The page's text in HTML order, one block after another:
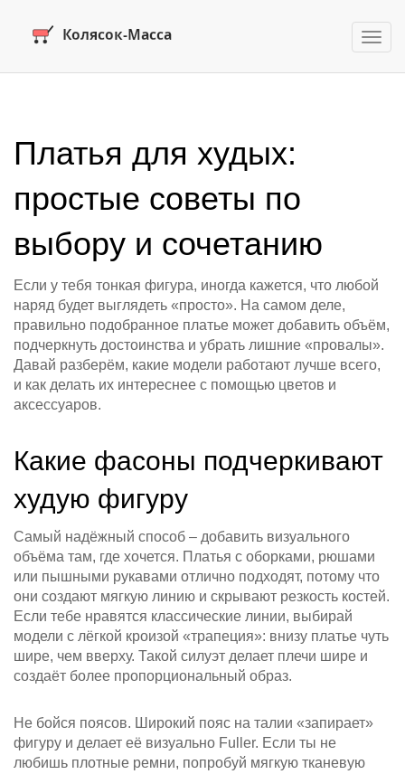
Платья для худых:
простые советы по
выбору и сочетанию
Если у тебя тонкая фигура, иногда кажется, что любой
наряд будет выглядеть «просто». На самом деле,
правильно подобранное платье может добавить объём,
подчеркнуть достоинства и убрать лишние «провалы».
Давай разберём, какие модели работают лучше всего,
и как делать их интереснее с помощью цветов и
аксессуаров.
Какие фасоны подчеркивают
худую фигуру
Самый надёжный способ – добавить визуального
объёма там, где хочется. Платья с оборками, рюшами
или пышными рукавами отлично подходят, потому что
они создают мягкую линию и скрывают резкость костей.
Если тебе нравятся классические линии, выбирай
модели с лёгкой кроизой «трапеция»: внизу платье чуть
шире, чем вверху. Такой силуэт делает плечи шире и
создаёт более пропорциональный образ.
Не бойся поясов. Широкий пояс на талии «запирает»
фигуру и делает её визуально Fuller. Если ты не
любишь плотные ремни, попробуй мягкую тканевую